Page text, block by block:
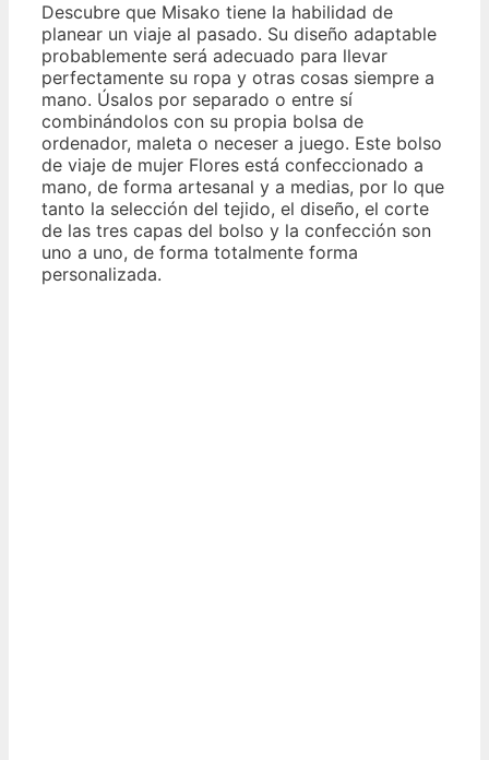
Descubre que Misako tiene la habilidad de
planear un viaje al pasado. Su diseño adaptable
probablemente será adecuado para llevar
perfectamente su ropa y otras cosas siempre a
mano. Úsalos por separado o entre sí
combinándolos con su propia bolsa de
ordenador, maleta o neceser a juego. Este bolso
de viaje de mujer Flores está confeccionado a
mano, de forma artesanal y a medias, por lo que
tanto la selección del tejido, el diseño, el corte
de las tres capas del bolso y la confección son
uno a uno, de forma totalmente forma
personalizada.